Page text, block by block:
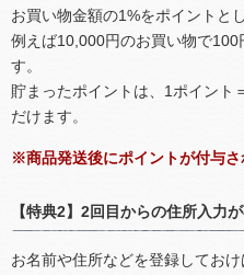
お買い物金額の1%をポイントと
例えば10,000円のお買い物で100
す。
貯まったポイントは、1ポイント
だけます。
※商品発送後にポイントが付与さ
【特典2】2回目からの住所入力
お名前や住所などを登録してお